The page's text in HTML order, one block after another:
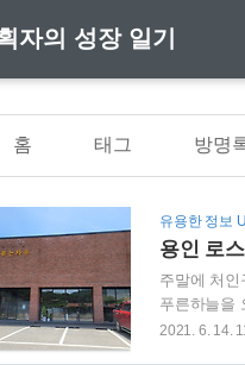
자의 성장 일기
홈 태그 방명
유용한 정보
용인 로
주말에 처
푸른하늘을
붉은 벽돌로
2021. 6. 14.